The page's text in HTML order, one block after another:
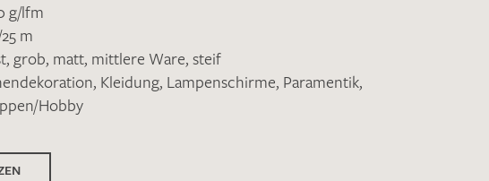
g/lfm
m
, grob, matt, mittlere Ware, steif
, Kleidung, Lampenschirme, Paramentik,
Hobby